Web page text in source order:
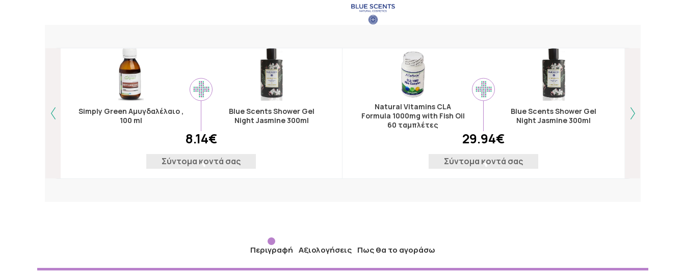
Simply Green Αμυγδαλέλαιο ,
100 ml
Blue Scents Shower Gel
Night Jasmine 300ml
8.14€
Σύντομα κοντά σας
Natural Vitamins CLA
Formula 1000mg with Fish Oil
60 ταμπλέτες
Blue Scents Shower Gel
Night Jasmine 300ml
29.94€
Σύντομα κοντά σας
Περιγραφή Αξιολογήσεις Πως θα το αγοράσω